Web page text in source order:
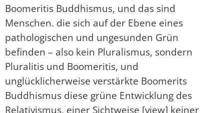
Boomeritis Buddhismus, und das sind
Menschen. die sich auf der Ebene eines
pathologischen und ungesunden Grün
befinden – also kein Pluralismus, sondern
Pluralitis und Boomeritis, und
unglücklicherweise verstärkte Boomerits
Buddhismus diese grüne Entwicklung des
Relativismus, einer Sichtweise [view] keiner